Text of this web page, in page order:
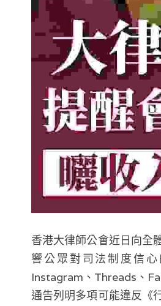
香港大律師公會近日向全
響公眾對司法制度信
Instagram、Threads、
通告列明多項可能違反《